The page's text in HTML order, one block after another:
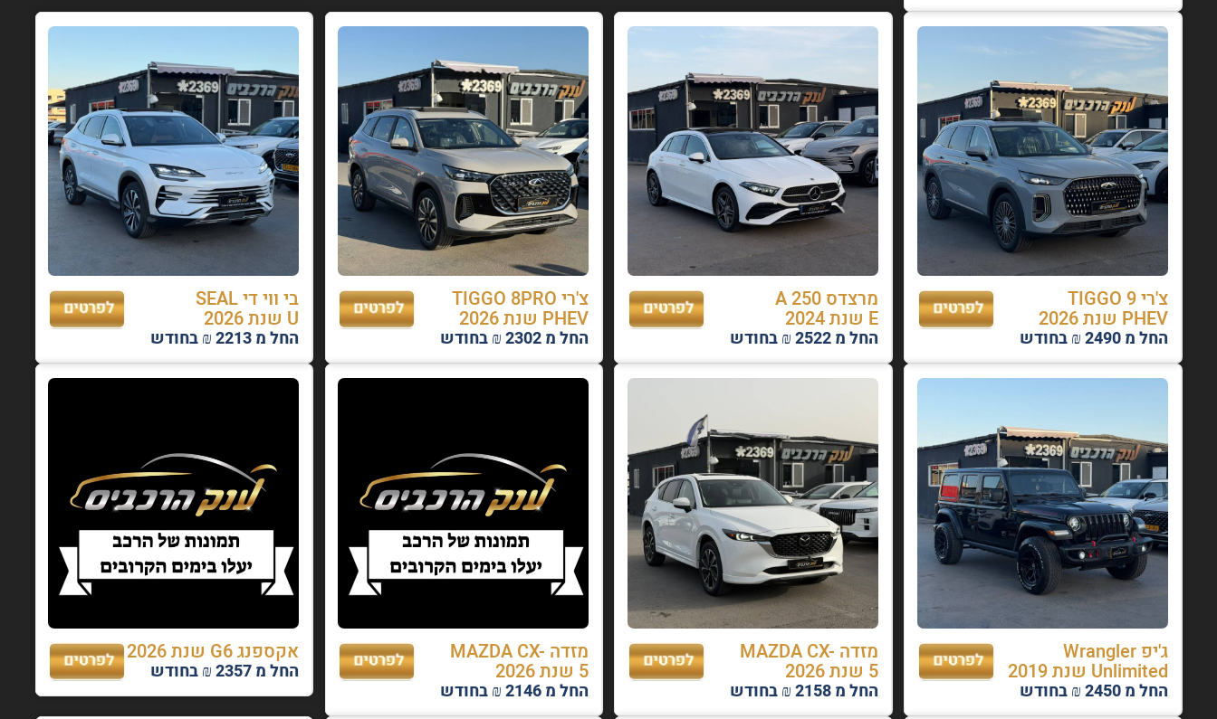
צ'רי TIGGO 9
PHEV שנת 2026
החל מ 2490 ₪ בחודש
מרצדס A 250
E שנת 2024
החל מ 2522 ₪ בחודש
צ'רי TIGGO 8PRO
PHEV שנת 2026
החל מ 2302 ₪ בחודש
בי ווי די SEAL
U שנת 2026
החל מ 2213 ₪ בחודש
ג'יפ Wrangler
Unlimited שנת 2019
החל מ 2450 ₪ בחודש
מזדה MAZDA CX-
5 שנת 2026
החל מ 2158 ₪ בחודש
מזדה MAZDA CX-
5 שנת 2026
החל מ 2146 ₪ בחודש
אקספנג G6 שנת 2026
החל מ 2357 ₪ בחודש